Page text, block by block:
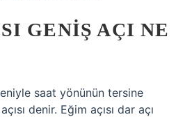
GENIŞ AÇI NE
saat yönünün tersine
denir. Eğim açısı dar açı